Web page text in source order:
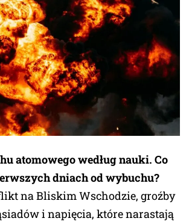
atomowego według nauki. Co
dniach od wybuchu?
na Bliskim Wschodzie, groźby
i napięcia, które narastają